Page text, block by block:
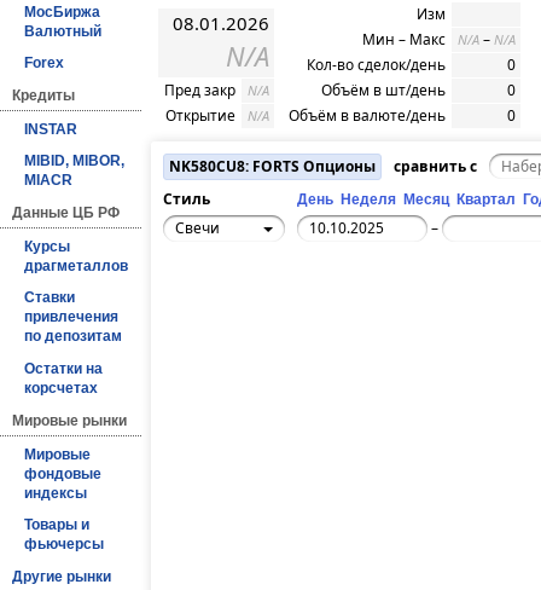
МосБиржа
Валютный
Forex
Кредиты
INSTAR
MIBID, MIBOR,
MIACR
Данные ЦБ РФ
Курсы
драгметаллов
Ставки
привлечения
по депозитам
Остатки на
корсчетах
Мировые рынки
Мировые
фондовые
индексы
Товары и
фьючерсы
Другие рынки
08.01.2026
N/A
Пред закр N/A
Открытие N/A
Изм
Мин – Макс
N/A – N/A
Кол-во сделок/день
0
Объём в шт/день
0
Объём в валюте/день
0
NK580CU8: FORTS Опционы
сравнить с
Стиль
День Неделя Месяц Квартал
Свечи –